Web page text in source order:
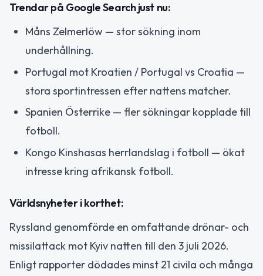
Trendar på Google Search just nu:
Måns Zelmerlöw — stor sökning inom
underhållning.
Portugal mot Kroatien / Portugal vs Croatia —
stora sportintressen efter nattens matcher.
Spanien Österrike — fler sökningar kopplade till
fotboll.
Kongo Kinshasas herrlandslag i fotboll — ökat
intresse kring afrikansk fotboll.
Världsnyheter i korthet:
Ryssland genomförde en omfattande drönar- och
missilattack mot Kyiv natten till den 3 juli 2026.
Enligt rapporter dödades minst 21 civila och många